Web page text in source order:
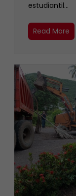
estudiantil…
Read More